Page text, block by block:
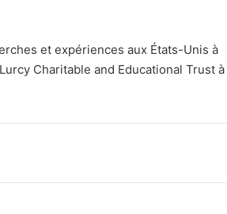
et expériences aux États-Unis à
Charitable and Educational Trust à